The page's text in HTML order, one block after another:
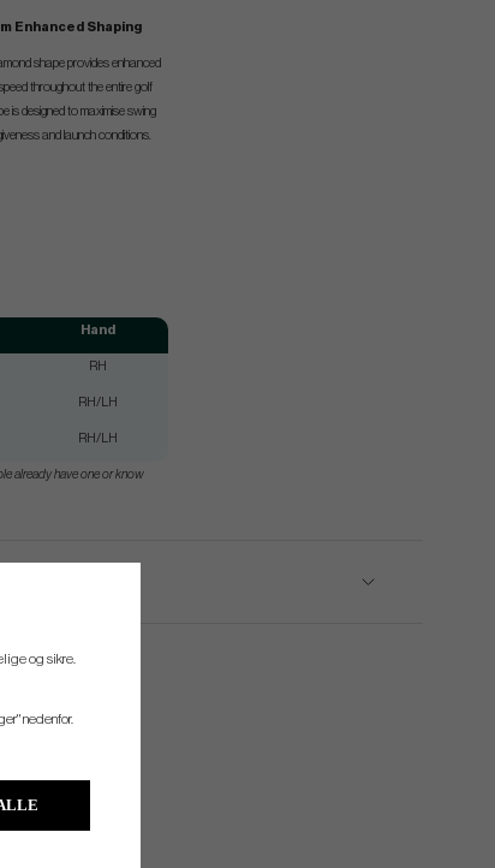
Enhanced Shaping
shape provides enhanced
throughout the entire golf
is designed to maximise swing
and launch conditions.
Hand
RH
RH/LH
RH/LH
already have one or know
og sikre.
nedenfor.